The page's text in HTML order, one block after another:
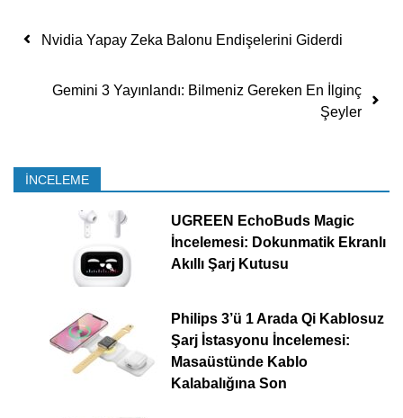
Yazı dolaşımı
Nvidia Yapay Zeka Balonu Endişelerini Giderdi
Gemini 3 Yayınlandı: Bilmeniz Gereken En İlginç
Şeyler
İNCELEME
UGREEN EchoBuds Magic
İncelemesi: Dokunmatik Ekranlı
Akıllı Şarj Kutusu
Philips 3’ü 1 Arada Qi Kablosuz
Şarj İstasyonu İncelemesi:
Masaüstünde Kablo
Kalabalığına Son